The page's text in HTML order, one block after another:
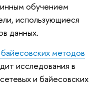
обучением
использующиеся
данных.
методов
исследования в
и байесовских